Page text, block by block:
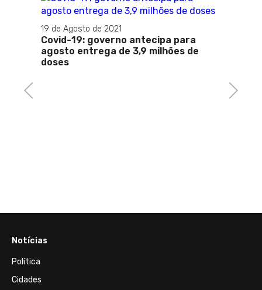
Previous
19 de Agosto de 2021
Covid-19: governo antecipa para
agosto entrega de 3,9 milhões de
doses
Next
Notícias
Política
Cidades